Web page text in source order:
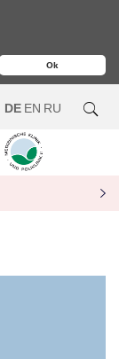
Ok
DE EN RU